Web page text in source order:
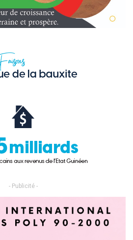
- Publicité -